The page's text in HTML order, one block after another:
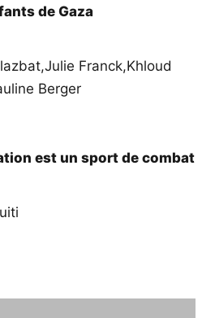
de Gaza
,Julie Franck,Khloud
Berger
est un sport de combat